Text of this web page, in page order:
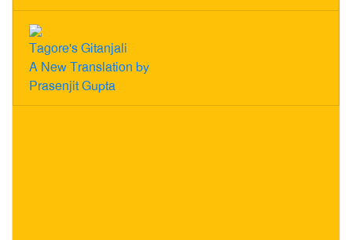
Tagore's Gitanjali
A New Translation by
Prasenjit Gupta